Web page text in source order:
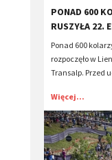
​PONAD 600
RUSZYŁA 22.
Ponad 600
rozpoczęło w
Transalp. Przed
Więcej...